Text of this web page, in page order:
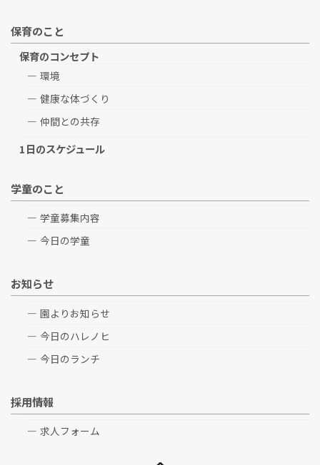
保育のこと
保育のコンセプト
環境
健康な体づくり
仲間との共存
1日のスケジュール
学童のこと
学童募集内容
今日の学童
お知らせ
園よりお知らせ
今日のハレノヒ
今日のランチ
採用情報
求人フォーム